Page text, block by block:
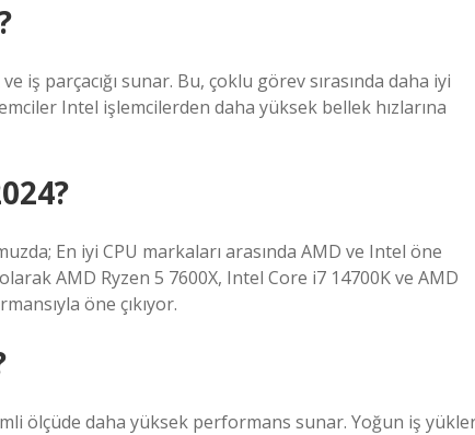
parçacığı sunar. Bu, çoklu görev sırasında daha iyi
Intel işlemcilerden daha yüksek bellek hızlarına
En iyi CPU markaları arasında AMD ve Intel öne
AMD Ryzen 5 7600X, Intel Core i7 14700K ve AMD
öne çıkıyor.
ölçüde daha yüksek performans sunar. Yoğun iş